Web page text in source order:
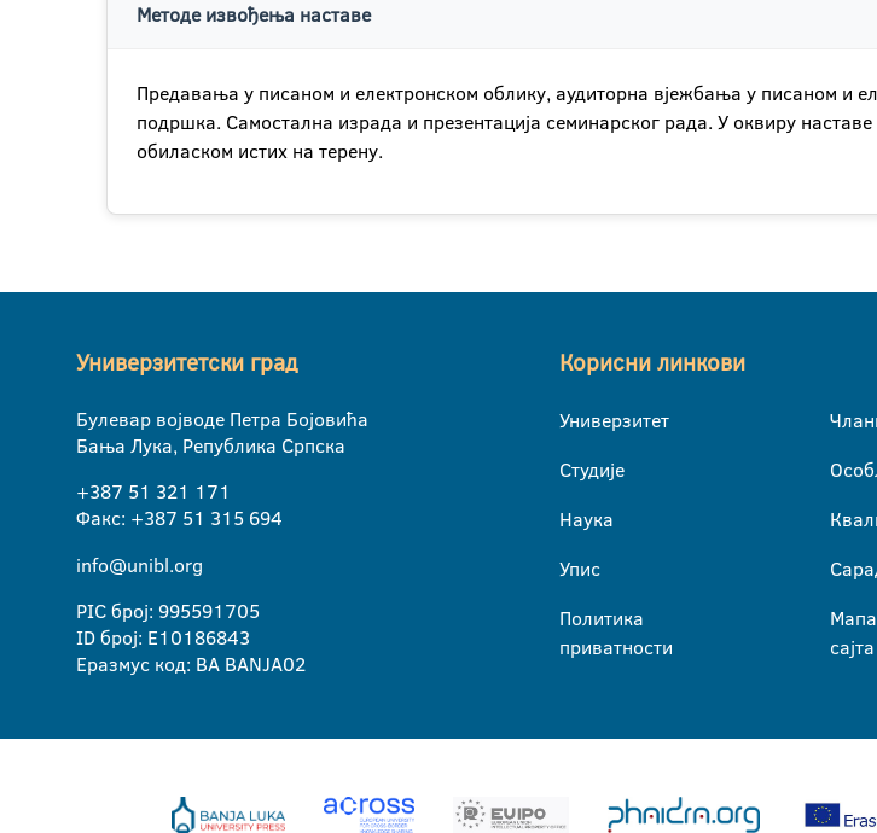
Методе извођења наставе
Предавања у писаном и електронском облику, aудиторна вјежбања у писаном и
подршка. Самостална израда и презентација семинарског рада. У оквиру
обиласком истих на терену.
Универзитетски град
Булевар војводе Петра Бојовића
Бања Лука, Република Српска
+387 51 321 171
Факс: +387 51 315 694
info@unibl.org
PIC број: 995591705
ID број: E10186843
Еразмус код: BA BANJA02
Корисни линкови
Универзитет
Студије
Наука
Упис
Политика
приватности
Мапа
сајта